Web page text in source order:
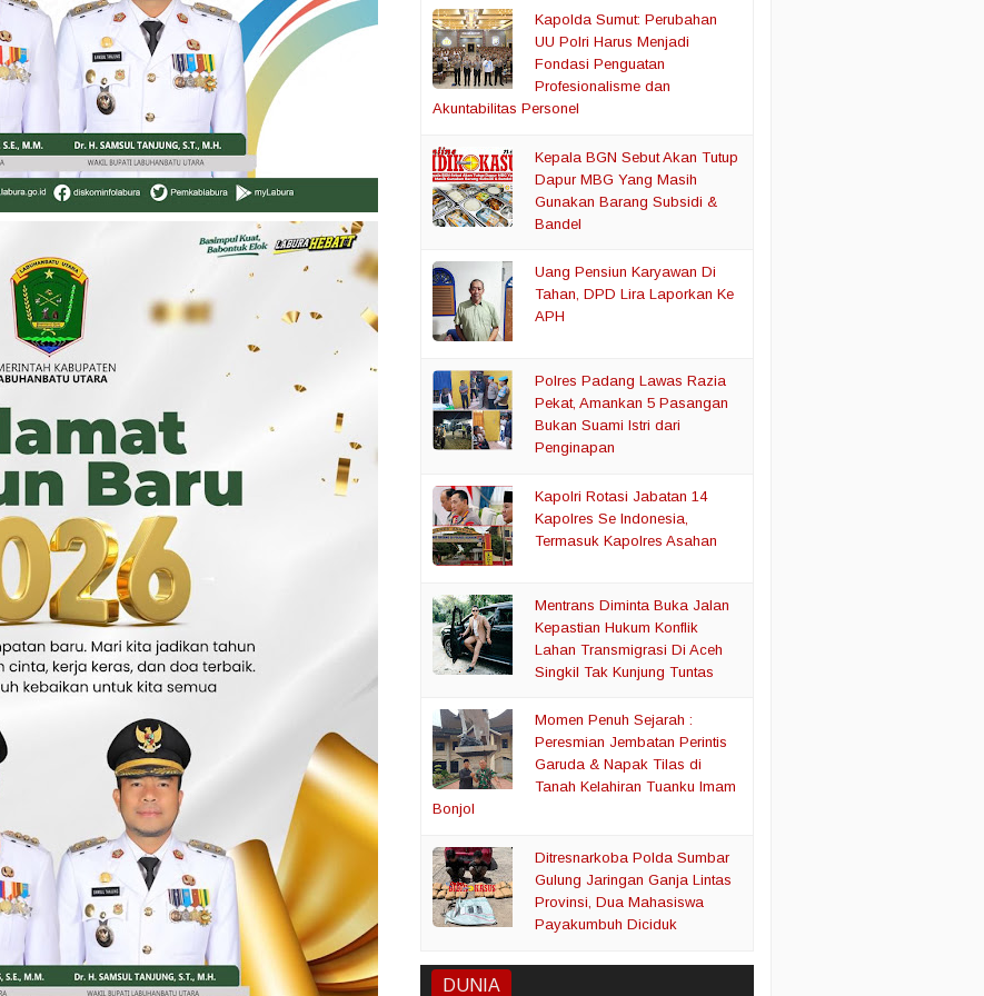
Kapolda Sumut: Perubahan
UU Polri Harus Menjadi
Fondasi Penguatan
Profesionalisme dan
Akuntabilitas Personel
Kepala BGN Sebut Akan Tutup
Dapur MBG Yang Masih
Gunakan Barang Subsidi &
Bandel
Uang Pensiun Karyawan Di
Tahan, DPD Lira Laporkan Ke
APH
Polres Padang Lawas Razia
Pekat, Amankan 5 Pasangan
Bukan Suami Istri dari
Penginapan
Kapolri Rotasi Jabatan 14
Kapolres Se Indonesia,
Termasuk Kapolres Asahan
Mentrans Diminta Buka Jalan
Kepastian Hukum Konflik
Lahan Transmigrasi Di Aceh
Singkil Tak Kunjung Tuntas
Momen Penuh Sejarah :
Peresmian Jembatan Perintis
Garuda & Napak Tilas di
Tanah Kelahiran Tuanku Imam
Bonjol
Ditresnarkoba Polda Sumbar
Gulung Jaringan Ganja Lintas
Provinsi, Dua Mahasiswa
Payakumbuh Diciduk
DUNIA